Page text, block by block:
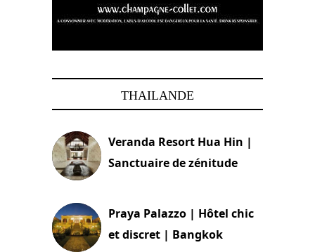
THAILANDE
Veranda Resort Hua Hin |
Sanctuaire de zénitude
Praya Palazzo | Hôtel chic
et discret | Bangkok